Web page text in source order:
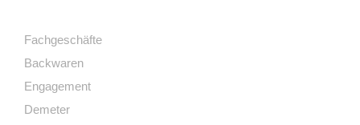
Fachgeschäfte
Backwaren
Engagement
Demeter